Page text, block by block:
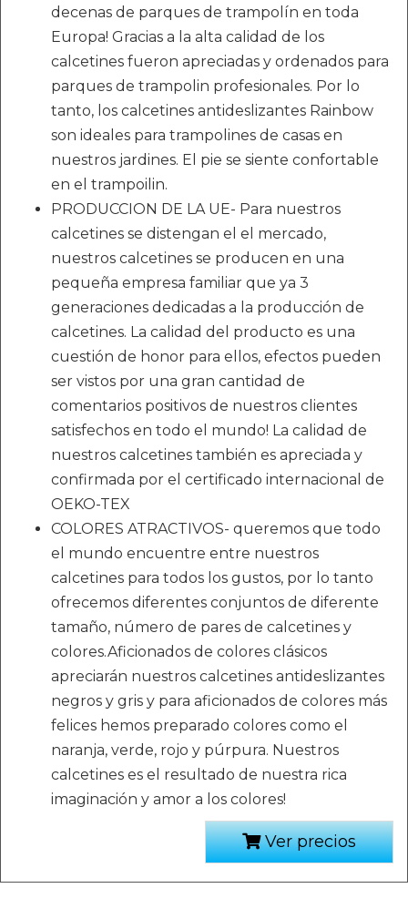
decenas de parques de trampolín en toda
Europa! Gracias a la alta calidad de los
calcetines fueron apreciadas y ordenados para
parques de trampolin profesionales. Por lo
tanto, los calcetines antideslizantes Rainbow
son ideales para trampolines de casas en
nuestros jardines. El pie se siente confortable
en el trampoilin.
PRODUCCION DE LA UE- Para nuestros
calcetines se distengan el el mercado,
nuestros calcetines se producen en una
pequeña empresa familiar que ya 3
generaciones dedicadas a la producción de
calcetines. La calidad del producto es una
cuestión de honor para ellos, efectos pueden
ser vistos por una gran cantidad de
comentarios positivos de nuestros clientes
satisfechos en todo el mundo! La calidad de
nuestros calcetines también es apreciada y
confirmada por el certificado internacional de
OEKO-TEX
COLORES ATRACTIVOS- queremos que todo
el mundo encuentre entre nuestros
calcetines para todos los gustos, por lo tanto
ofrecemos diferentes conjuntos de diferente
tamaño, número de pares de calcetines y
colores.Aficionados de colores clásicos
apreciarán nuestros calcetines antideslizantes
negros y gris y para aficionados de colores más
felices hemos preparado colores como el
naranja, verde, rojo y púrpura. Nuestros
calcetines es el resultado de nuestra rica
imaginación y amor a los colores!
Ver precios